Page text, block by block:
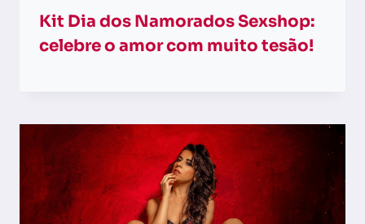
Kit Dia dos Namorados Sexshop:
celebre o amor com muito tesão!